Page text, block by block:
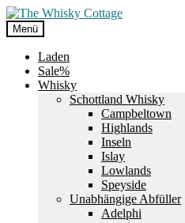
Zur
Navigation
springen
Zum
Inhalt
springen
Menü
Laden
Sale%
Whisky
Schottland Whisky
Campbeltown
Highlands
Inseln
Islay
Lowlands
Speyside
Unabhängige Abfüller
Adelphi